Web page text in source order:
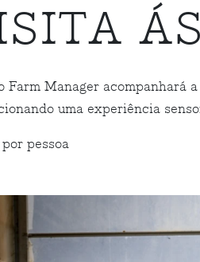
Farm Manager acompanhará
uma experiência
pessoa